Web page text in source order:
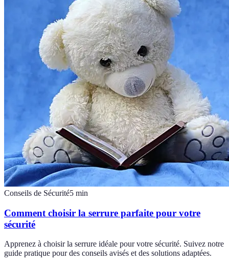
Conseils de Sécurité5 min
Comment choisir la serrure parfaite pour votre
sécurité
Apprenez à choisir la serrure idéale pour votre sécurité. Suivez notre
guide pratique pour des conseils avisés et des solutions adaptées.